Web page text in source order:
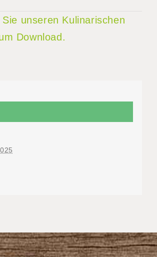
unseren Kulinarischen
Download.